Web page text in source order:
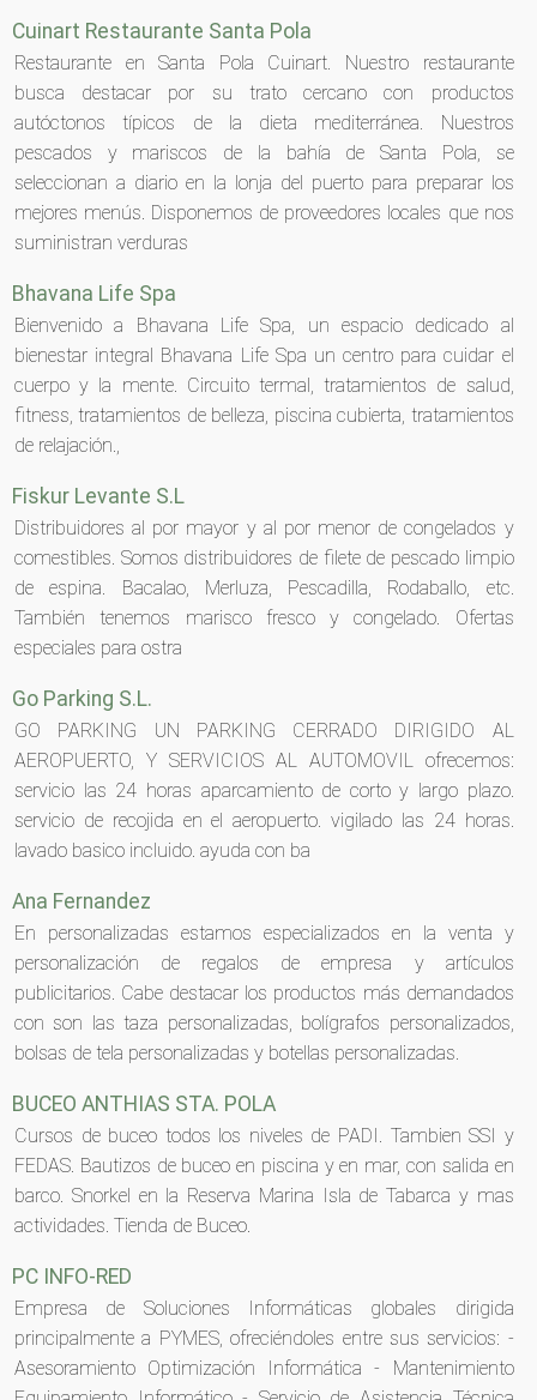
Cuinart Restaurante Santa Pola
Restaurante en Santa Pola Cuinart. Nuestro restaurante
busca destacar por su trato cercano con productos
autóctonos típicos de la dieta mediterránea. Nuestros
pescados y mariscos de la bahía de Santa Pola, se
seleccionan a diario en la lonja del puerto para preparar los
mejores menús. Disponemos de proveedores locales que nos
suministran verduras
Bhavana Life Spa
Bienvenido a Bhavana Life Spa, un espacio dedicado al
bienestar integral Bhavana Life Spa un centro para cuidar el
cuerpo y la mente. Circuito termal, tratamientos de salud,
fitness, tratamientos de belleza, piscina cubierta, tratamientos
de relajación.,
Fiskur Levante S.L
Distribuidores al por mayor y al por menor de congelados y
comestibles. Somos distribuidores de filete de pescado limpio
de espina. Bacalao, Merluza, Pescadilla, Rodaballo, etc.
También tenemos marisco fresco y congelado. Ofertas
especiales para ostra
Go Parking S.L.
GO PARKING UN PARKING CERRADO DIRIGIDO AL
AEROPUERTO, Y SERVICIOS AL AUTOMOVIL ofrecemos:
servicio las 24 horas aparcamiento de corto y largo plazo.
servicio de recojida en el aeropuerto. vigilado las 24 horas.
lavado basico incluido. ayuda con ba
Ana Fernandez
En personalizadas estamos especializados en la venta y
personalización de regalos de empresa y artículos
publicitarios. Cabe destacar los productos más demandados
con son las taza personalizadas, bolígrafos personalizados,
bolsas de tela personalizadas y botellas personalizadas.
BUCEO ANTHIAS STA. POLA
Cursos de buceo todos los niveles de PADI. Tambien SSI y
FEDAS. Bautizos de buceo en piscina y en mar, con salida en
barco. Snorkel en la Reserva Marina Isla de Tabarca y mas
actividades. Tienda de Buceo.
PC INFO-RED
Empresa de Soluciones Informáticas globales dirigida
principalmente a PYMES, ofreciéndoles entre sus servicios: -
Asesoramiento Optimización Informática - Mantenimiento